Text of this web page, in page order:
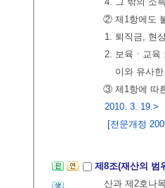
② 제1항에도
1. 퇴직금, 현
2. 보육ㆍ교육
이와 유사
③ 제1항에 따
2010. 3. 19.>
[전문개정
제8조(재산의 범
산과 제2호나